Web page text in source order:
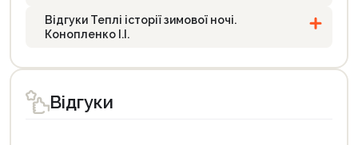
Відгуки Теплі історії зимової ночі.
Конопленко І.І.
Відгуки